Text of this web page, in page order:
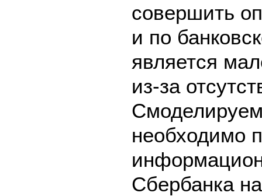
совершить
и по
является
из-за
необходимо
Сбербанка